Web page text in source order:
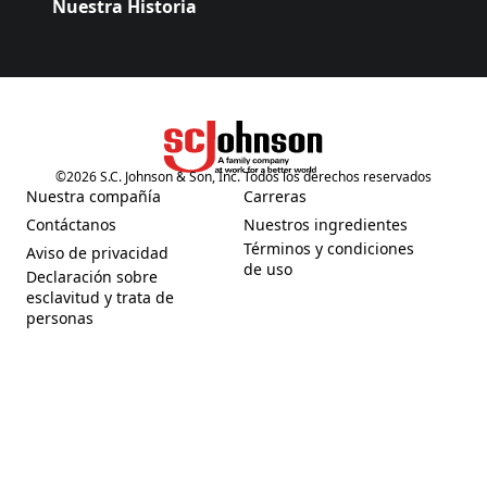
Nuestra Historia
(Opens in a new tab)
©2026S.C. Johnson & Son, Inc. Todos los derechos reservados
Nuestra compañía
(Opens in a new tab)
Contáctanos
(Opens in a new tab)
Aviso de privacidad
(Opens in a new tab)
Declaración sobre
esclavitud y trata de
personas
(Opens in a new tab)
Carreras
(Opens in a new tab)
Nuestros ingredientes
(Opens in a new tab)
Términos y condiciones
de uso
(Opens in a new tab)